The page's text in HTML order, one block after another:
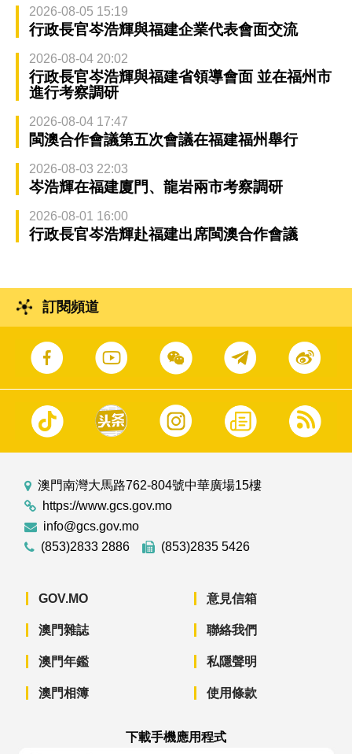
2026-08-05 15:19
行政長官岑浩輝與福建企業代表會面交流
2026-08-04 20:02
行政長官岑浩輝與福建省領導會面 並在福州市
進行考察調研
2026-08-04 17:47
閩澳合作會議第五次會議在福建福州舉行
2026-08-03 22:03
岑浩輝在福建廈門、龍岩兩市考察調研
2026-08-01 16:00
行政長官岑浩輝赴福建出席閩澳合作會議
訂閱頻道
澳門南灣大馬路762-804號中華廣場15樓
https://www.gcs.gov.mo
info@gcs.gov.mo
(853)2833 2886
(853)2835 5426
GOV.MO
澳門雜誌
澳門年鑑
澳門相簿
意見信箱
聯絡我們
私隱聲明
使用條款
下載手機應用程式